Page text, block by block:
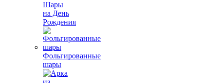
Шары
на День
Рождения
Фольгированные
шары